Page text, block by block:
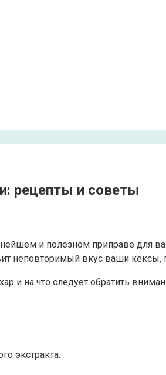
рецепты и советы
и полезном приправе для
неповторимый вкус ваши
и на что следует обратить
экстракта.